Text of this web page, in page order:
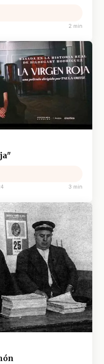
2 min
3 min